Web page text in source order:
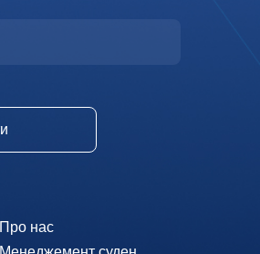
Про нас